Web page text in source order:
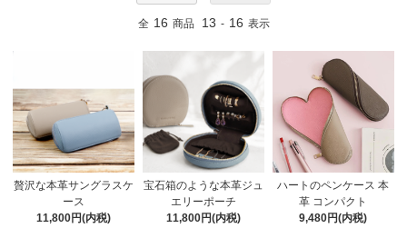
全 16 商品 13 - 16 表示
贅沢な本革サングラスケ
ース
11,800円(内税)
宝石箱のような本革ジュ
エリーポーチ
11,800円(内税)
ハートのペンケース 本
革 コンパクト
9,480円(内税)